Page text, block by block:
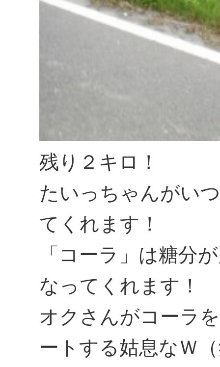
残り２キロ！
たいっちゃんがい
てくれます！
「コーラ」は糖分
なってくれます！
オクさんがコーラ
ートする姑息なＷ